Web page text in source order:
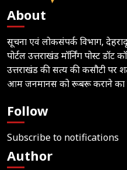
About
सूचना एवं लोकसंपर्क विभाग,
पोर्टल उत्तराखंड मॉर्निंग पोस्ट
उत्तराखंड की सत्य की कसौटी पर
आम जनमानस को रूबरू कराने का
Follow
Subscribe to notifications
Author